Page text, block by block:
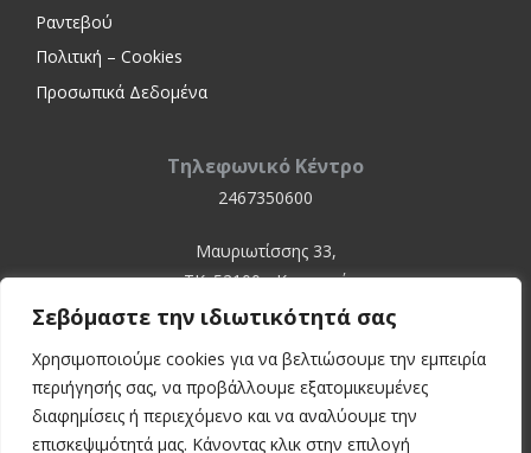
Σεβόμαστε την ιδιωτικότητά σας
Χρησιμοποιούμε cookies για να βελτιώσουμε την εμπειρία
περιήγησής σας, να προβάλλουμε εξατομικευμένες
διαφημίσεις ή περιεχόμενο και να αναλύουμε την
επισκεψιμότητά μας. Κάνοντας κλικ στην επιλογή
Ραντεβού
Πολιτική – Cookies
Προσωπικά Δεδομένα
Τηλεφωνικό Κέντρο
2467350600
Μαυριωτίσσης 33,
ΤΚ. 52100 - Καστοριά